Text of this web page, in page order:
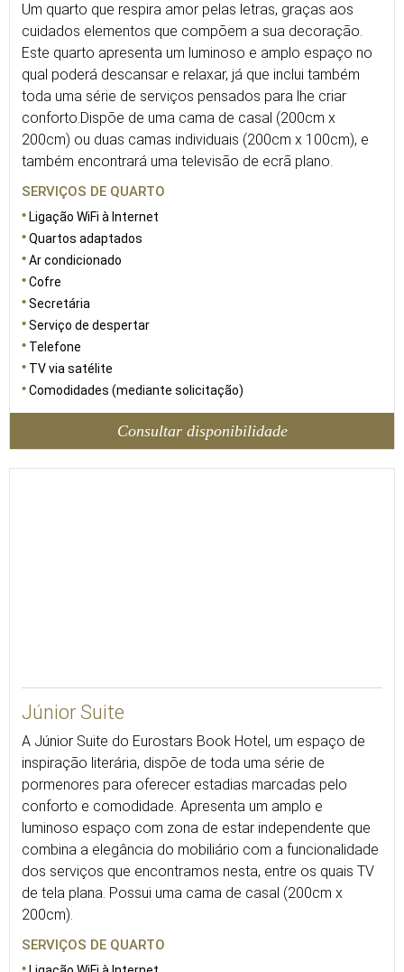
Um quarto que respira amor pelas letras, graças aos
cuidados elementos que compõem a sua decoração.
Este quarto apresenta um luminoso e amplo espaço no
qual poderá descansar e relaxar, já que inclui também
toda uma série de serviços pensados para lhe criar
conforto.Dispõe de uma cama de casal (200cm x
200cm) ou duas camas individuais (200cm x 100cm), e
também encontrará uma televisão de ecrã plano.
SERVIÇOS DE QUARTO
Ligação WiFi à Internet
Quartos adaptados
Ar condicionado
Cofre
Secretária
Serviço de despertar
Telefone
TV via satélite
Comodidades (mediante solicitação)
Consultar disponibilidade
Júnior Suite
A Júnior Suite do Eurostars Book Hotel, um espaço de
inspiração literária, dispõe de toda uma série de
pormenores para oferecer estadias marcadas pelo
conforto e comodidade. Apresenta um amplo e
luminoso espaço com zona de estar independente que
combina a elegância do mobiliário com a funcionalidade
dos serviços que encontramos nesta, entre os quais TV
de tela plana. Possui uma cama de casal (200cm x
200cm).
SERVIÇOS DE QUARTO